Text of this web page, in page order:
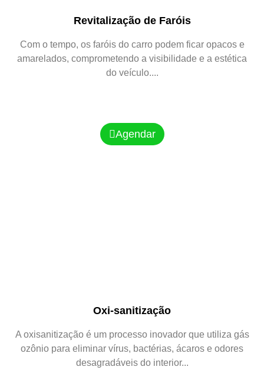
Revitalização de Faróis
Com o tempo, os faróis do carro podem ficar opacos e
amarelados, comprometendo a visibilidade e a estética
do veículo....
Agendar
Oxi-sanitização
A oxisanitização é um processo inovador que utiliza gás
ozônio para eliminar vírus, bactérias, ácaros e odores
desagradáveis do interior...